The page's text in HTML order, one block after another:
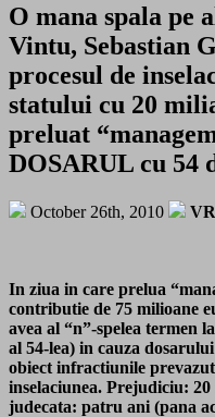
O mana spala pe
Vintu, Sebastian
procesul de
statului cu 20
preluat
DOSARUL cu 54
October 26th, 2010 VR
In ziua in care prelua
contributie de 75 milioane
avea al “n”-spelea termen
al 54-lea) in cauza
obiect infractiunile
inselaciunea. Prejudiciu:
judecata: patru ani (pana